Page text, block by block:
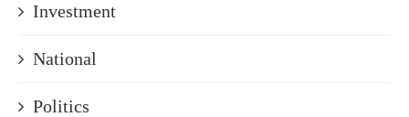
Investment
National
Politics